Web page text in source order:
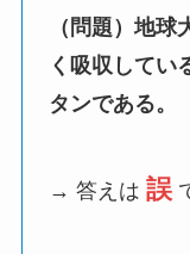
（問題）地
く吸収してい
タンである。
→ 答えは誤